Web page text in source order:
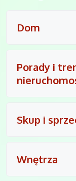
Dom
Porady i
Skup i
Wnętrza